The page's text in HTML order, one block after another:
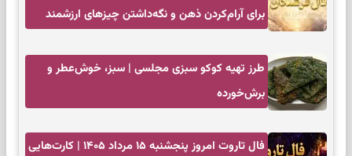
برای آرام‌کردن ذهن و نگه‌داشتن چیزهای ارزشمند
طرز تهیه کوکو سبزی مجلسی | سبز، خوش‌عطر و
برش‌خورده
فال تاروت امروز پنجشنبه ۱۵ مرداد ۱۴۰۵ | کارت‌هایی